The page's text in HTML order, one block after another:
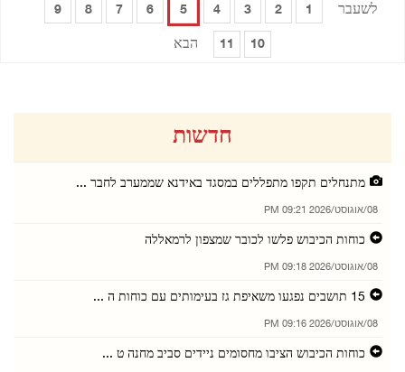
לשעבר 1
2
3
4
5
6
7
8
9
10
11 הבא
חדשות
מתנחלים תקפו מתפללים במסגד באידנא שממערב לחבר ...
08/אוגוסט/2026 09:21 PM
כוחות הכיבוש פלשו לכובר שמצפון לרמאללה
08/אוגוסט/2026 09:18 PM
15 תושבים נפגעו משאיפת גז בעימותים עם כוחות ה ...
08/אוגוסט/2026 09:16 PM
כוחות הכיבוש הציבו מחסומים ניידים סביב מחנה ט ...